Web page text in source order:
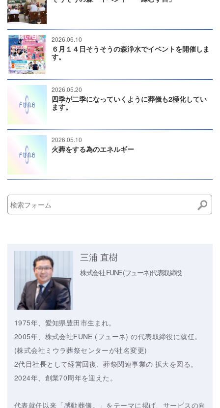
2026.06.10
６月１４日そうそうの森浄水でイベントを開催しま
す。
2026.05.20
四季が二季になっていくように葬儀も2極化してい
ます。
2026.05.10
火葬をする為のエネルギー
三浦 直樹
株式会社 FUNE (フューネ)代表取締役
1975年、愛知県豊田市生まれ。
2005年、株式会社FUNE (フューネ) の代表取締役に就任。
(株式会社ミウラ葬祭センターが社名変更)
2代目社長として経営回復、葬祭関連事業の 拡大を図る。
2024年、創業70周年を迎えた。
代表就任以来「感動葬儀。」をテーマに掲げ、サービスの向